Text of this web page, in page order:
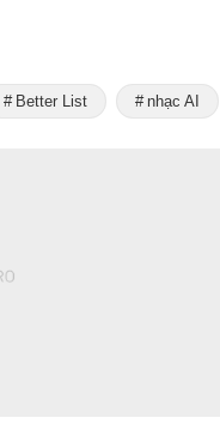
Better List nhạc AI